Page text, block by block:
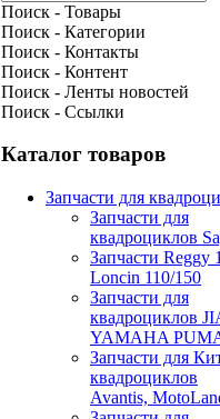
Поиск - Товары
Поиск - Категории
Поиск - Контакты
Поиск - Контент
Поиск - Ленты новостей
Поиск - Ссылки
Каталог товаров
Запчасти для
Запчасти для
квадроциклов
Запчасти Reggy
Loncin 110/150
Запчасти для
квадроциклов
YAMAHA
Запчасти для
квадроциклов
Avantis,